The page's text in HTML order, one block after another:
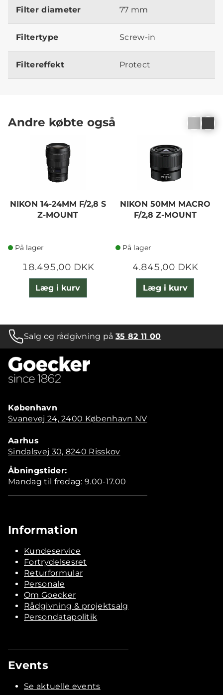
Filter diameter 77 mm
Filtertype Screw-in
Filtereffekt Protect
Andre købte også
NIKON 14-24MM F/2,8 S
Z-MOUNT
På lager
18.495,00 DKK
Læg i kurv
NIKON 50MM MACRO
F/2,8 Z-MOUNT
På lager
4.845,00 DKK
Læg i kurv
Salg og rådgivning på35 82 11 00
København
Svanevej 24, 2400 København NV
Aarhus
Sindalsvej 30, 8240 Risskov
Åbningstider:
Mandag til fredag: 9.00-17.00
Information
Kundeservice
Fortrydelsesret
Returformular
Personale
Om Goecker
Rådgivning & projektsalg
Persondatapolitik
Events
Se aktuelle events